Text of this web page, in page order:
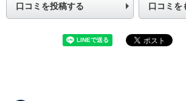
口コミを投稿する 口コミを